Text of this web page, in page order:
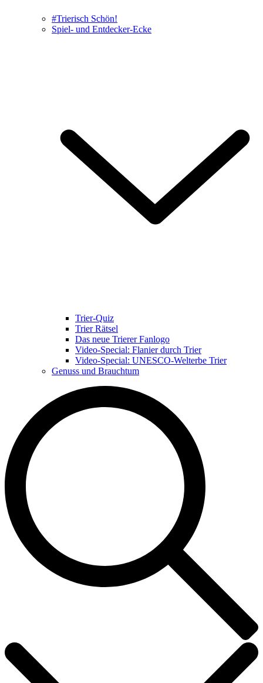
#Trierisch Schön!
Spiel- und Entdecker-Ecke
Trier-Quiz
Trier Rätsel
Das neue Trierer Fanlogo
Video-Special: Flanier durch Trier
Video-Special: UNESCO-Welterbe Trier
Genuss und Brauchtum